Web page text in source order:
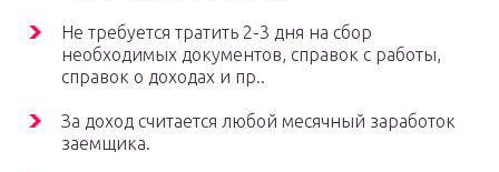
Не требуется тратить 2-3 дня на сбор
необходимых документов, справок с работы,
справок о доходах и пр..
За доход считается любой месячный заработок
заемщика.